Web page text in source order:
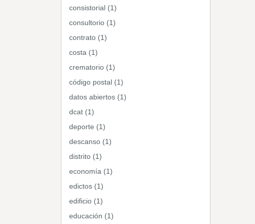
consistorial (1)
consultorio (1)
contrato (1)
costa (1)
crematorio (1)
código postal (1)
datos abiertos (1)
dcat (1)
deporte (1)
descanso (1)
distrito (1)
economía (1)
edictos (1)
edificio (1)
educación (1)